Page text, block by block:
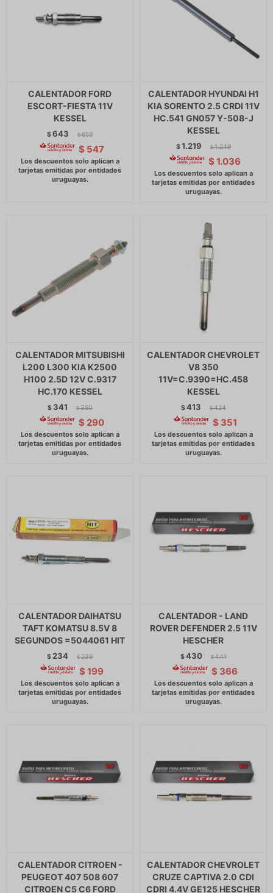
CALENTADOR FORD
ESCORT-FIESTA 11V
KESSEL
$643 $ 659
$ 547
CALENTADOR HYUNDAI H1
KIA SORENTO 2.5 CRDI 11V
HC.541 GN057 Y-508-J
KESSEL
$1.219 $ 1.249
$ 1.036
CALENTADOR MITSUBISHI
L200 L300 KIA K2500
H100 2.5D 12V C.9317
HC.170 KESSEL
$ 341 $ 350
$ 290
CALENTADOR CHEVROLET
V8 350
11V=C.9390=HC.458
KESSEL
$413 $ 424
$ 351
CALENTADOR DAIHATSU
TAFT KOMATSU 8.5V 8
SEGUNDOS =5044061 HIT
$ 234 $ 239
$ 199
CALENTADOR - LAND
ROVER DEFENDER 2.5 11V
HESCHER
$430 $ 441
$ 366
CALENTADOR CITROEN -
PEUGEOT 407 508 607
CITROEN C5 C6 FORD
CALENTADOR CHEVROLET
CRUZE CAPTIVA 2.0 CDI
CDRI 4.4V GE125 HESCHER